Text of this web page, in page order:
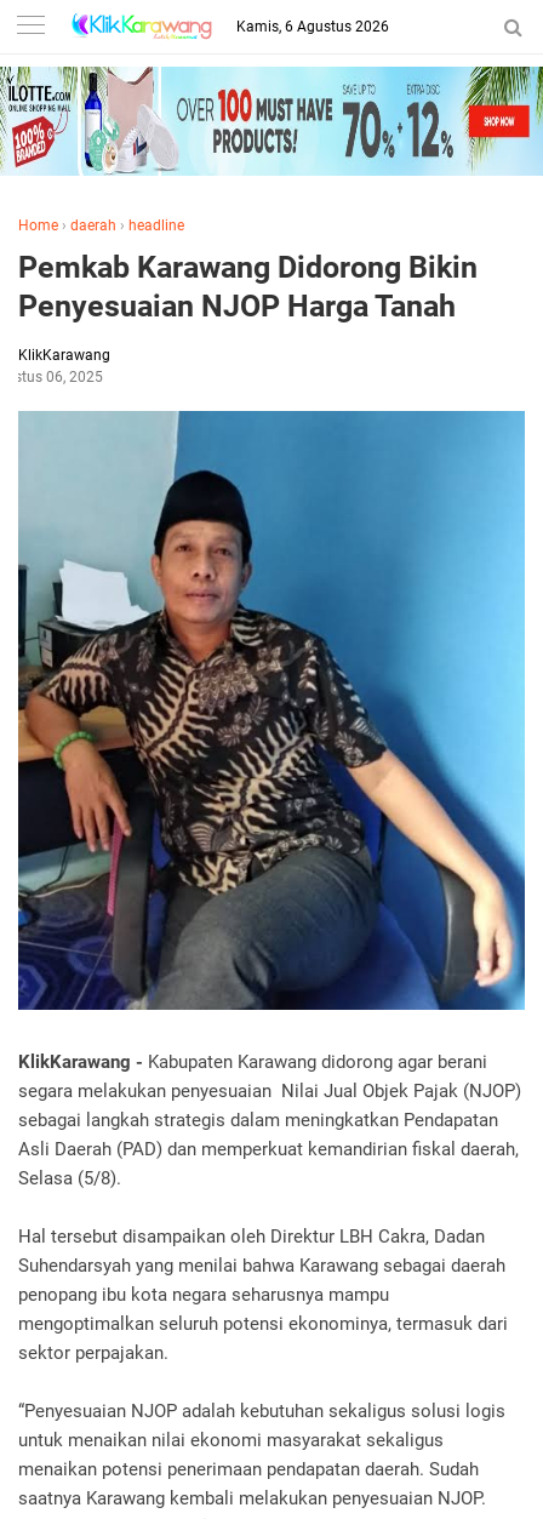
Kamis, 6 Agustus 2026
Home › daerah › headline
Pemkab Karawang Didorong Bikin
Penyesuaian NJOP Harga Tanah
KlikKarawang
06, 2025
KlikKarawang - Kabupaten Karawang didorong agar berani
segara melakukan penyesuaian Nilai Jual Objek Pajak (NJOP)
sebagai langkah strategis dalam meningkatkan Pendapatan
Asli Daerah (PAD) dan memperkuat kemandirian fiskal daerah,
Selasa (5/8).
Hal tersebut disampaikan oleh Direktur LBH Cakra, Dadan
Suhendarsyah yang menilai bahwa Karawang sebagai daerah
penopang ibu kota negara seharusnya mampu
mengoptimalkan seluruh potensi ekonominya, termasuk dari
sektor perpajakan.
“Penyesuaian NJOP adalah kebutuhan sekaligus solusi logis
untuk menaikan nilai ekonomi masyarakat sekaligus
menaikan potensi penerimaan pendapatan daerah. Sudah
saatnya Karawang kembali melakukan penyesuaian NJOP.